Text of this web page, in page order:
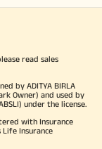
read sales
by ADITYA BIRLA
Owner) and used by
under the license.
with Insurance
Insurance